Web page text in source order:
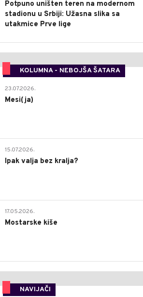
Potpuno uništen teren na modernom
stadionu u Srbiji: Užasna slika sa
utakmice Prve lige
KOLUMNA - NEBOJŠA ŠATARA
23.07.2026.
Mesi(ja)
15.07.2026.
Ipak valja bez kralja?
17.05.2026.
Mostarske kiše
NAVIJAČI